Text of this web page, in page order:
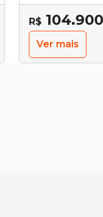
R$ 104.900
Ver mais